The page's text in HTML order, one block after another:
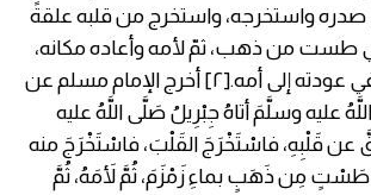
صدره واستخرجه، واستخرج من قلبه علقةً
طست من ذهب، ثمّ لأمه وأعاده مكانه،
فكانت حادثة شقّ الصدر، وكان ذلك الأمر الفاصل في عودته إلى أمه.[٢] أخرج الإمام مسلم عن
عليه وسلَّمَ أتاهُ جِبْرِيلُ صَلَّى اللَّهُ عليه
قَلْبِهِ، فاسْتَخْرَجَ القَلْبَ، فاسْتَخْرَجَ منه
مِن ذَهَبٍ بماءِ زَمْزَمَ، ثُمَّ لأَمَهُ، ثُمَّ